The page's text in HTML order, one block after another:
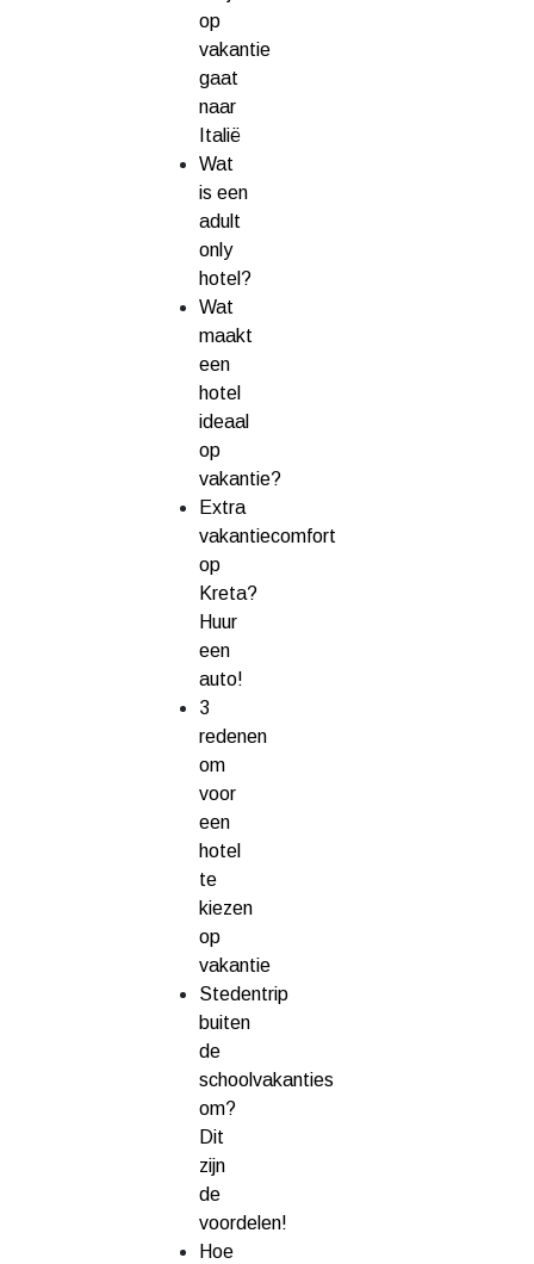
op
vakantie
gaat
naar
Italië
Wat
is een
adult
only
hotel?
Wat
maakt
een
hotel
ideaal
op
vakantie?
Extra
vakantiecomfort
op
Kreta?
Huur
een
auto!
3
redenen
om
voor
een
hotel
te
kiezen
op
vakantie
Stedentrip
buiten
de
schoolvakanties
om?
Dit
zijn
de
voordelen!
Hoe